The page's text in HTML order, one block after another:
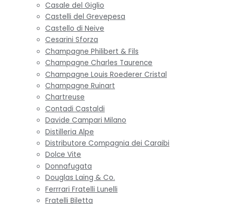
Casale del Giglio
Castelli del Grevepesa
Castello di Neive
Cesarini Sforza
Champagne Philibert & Fils
Champagne Charles Taurence
Champagne Louis Roederer Cristal
Champagne Ruinart
Chartreuse
Contadi Castaldi
Davide Campari Milano
Distilleria Alpe
Distributore Compagnia dei Caraibi
Dolce Vite
Donnafugata
Douglas Laing & Co.
Ferrrari Fratelli Lunelli
Fratelli Biletta